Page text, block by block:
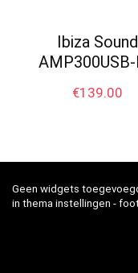
Ibiza Sound
€139.00
Geen widgets
in thema instellingen -